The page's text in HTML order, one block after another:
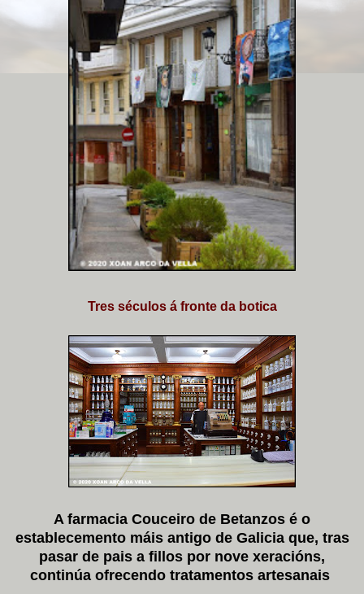
Tres séculos á fronte da botica
A farmacia Couceiro de Betanzos é o
establecemento máis antigo de Galicia que, tras
pasar de pais a fillos por nove xeracións,
continúa ofrecendo tratamentos artesanais